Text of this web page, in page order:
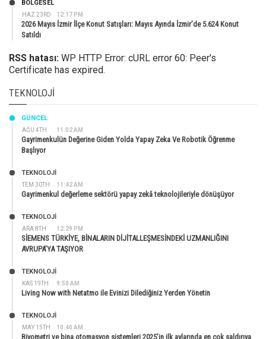
HAZ 23RD 12:17 PM
BÖLGESEL
2026 Mayıs İzmir İlçe Konut Satışları: Mayıs Ayında İzmir’de 5.624 Konut
Satıldı
RSS hatası: WP HTTP Error: cURL error 60: Peer's
Certificate has expired.
TEKNOLOJI
AĞU 4TH 11:02 AM
GÜNCEL
Gayrimenkulün Değerine Giden Yolda Yapay Zeka Ve Robotik Öğrenme
Başlıyor
TEM 30TH 11:42 AM
TEKNOLOJİ
Gayrimenkul değerleme sektörü yapay zekâ teknolojileriyle dönüşüyor
ARA 8TH 12:29 PM
TEKNOLOJİ
SİEMENS TÜRKİYE, BİNALARIN DİJİTALLEŞMESİNDEKİ UZMANLIĞINI
AVRUPA’YA TAŞIYOR
KAS 19TH 9:50 AM
TEKNOLOJİ
Living Now with Netatmo ile Evinizi Dilediğiniz Yerden Yönetin
MAY 15TH 10:40 AM
TEKNOLOJİ
Biyometri ve bina otomasyon sistemleri 2025’in ilk aylarında en çok saldırıya